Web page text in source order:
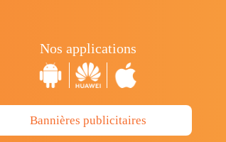
Nos applications
Bannières publicitaires